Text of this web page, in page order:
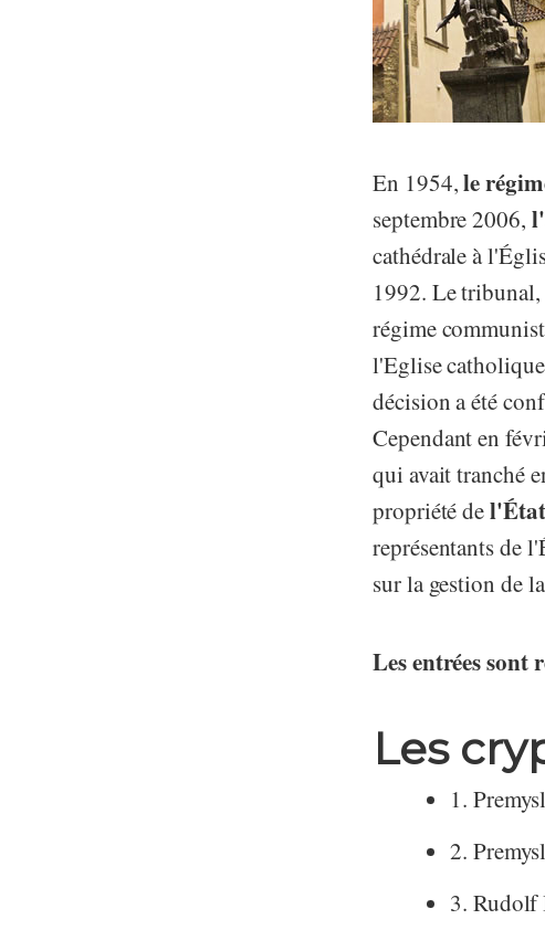
En 1954,le
septembre 2006,
cathédrale à
1992. Le tribunal,
régime
l'Eglise
décision a été
Cependant en
qui avait tranché
propriété de
représentants de
sur la gestion de
Les entrées sont
Les
1.
2.
3.